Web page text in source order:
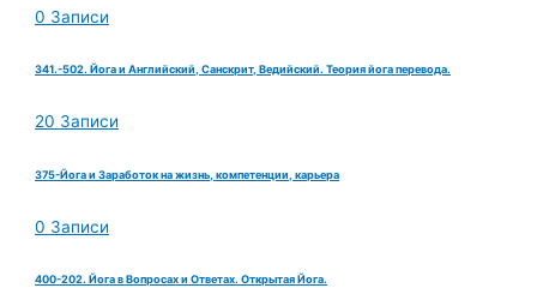
0 Записи
341.-502. Йога и Английский, Санскрит, Ведийский. Теория йога перевода.
20 Записи
375-Йога и Заработок на жизнь, компетенции, карьера
0 Записи
400-202. Йога в Вопросах и Ответах. Открытая Йога.